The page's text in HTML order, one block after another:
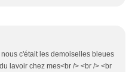
c'était les demoiselles bleues
lavoir chez mes<br /> <br /> <br